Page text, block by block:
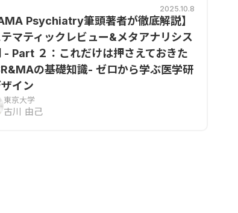
2025.10.8
Psychiatry筆頭著者が徹底解説】
マティックレビュー&メタアナリシス
- Part ２：これだけは押さえておきた
の基礎知識- ゼロから学ぶ医学研
イン
東京大学
古川 由己